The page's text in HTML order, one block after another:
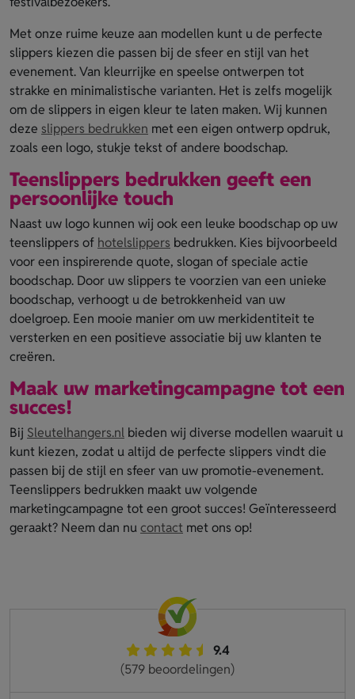
Met onze ruime keuze aan modellen kunt u de perfecte
slippers kiezen die passen bij de sfeer en stijl van het
evenement. Van kleurrijke en speelse ontwerpen tot
strakke en minimalistische varianten. Het is zelfs mogelijk
om de slippers in eigen kleur te laten maken. Wij kunnen
deze slippers bedrukken met een eigen ontwerp opdruk,
zoals een logo, stukje tekst of andere boodschap.
Teenslippers bedrukken geeft een
persoonlijke touch
Naast uw logo kunnen wij ook een leuke boodschap op uw
teenslippers of hotelslippers bedrukken. Kies bijvoorbeeld
voor een inspirerende quote, slogan of speciale actie
boodschap. Door uw slippers te voorzien van een unieke
boodschap, verhoogt u de betrokkenheid van uw
doelgroep. Een mooie manier om uw merkidentiteit te
versterken en een positieve associatie bij uw klanten te
creëren.
Maak uw marketingcampagne tot een
succes!
Bij Sleutelhangers.nl bieden wij diverse modellen waaruit u
kunt kiezen, zodat u altijd de perfecte slippers vindt die
passen bij de stijl en sfeer van uw promotie-evenement.
Teenslippers bedrukken maakt uw volgende
marketingcampagne tot een groot succes! Geïnteresseerd
geraakt? Neem dan nucontact met ons op!
9.4
(579 beoordelingen)